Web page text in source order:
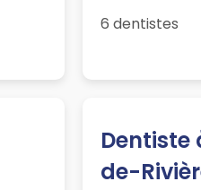
6 dentistes
de-